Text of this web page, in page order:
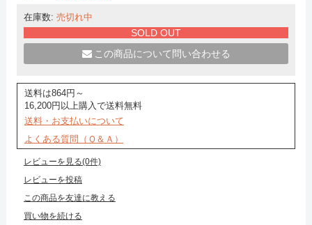
在庫数: 売切れ中
SOLD OUT
この商品について問い合わせる
送料は864円～
16,200円以上購入で送料無料
送料・お支払いについて
よくある質問（Ｑ＆Ａ）
レビューを見る(0件)
レビューを投稿
この商品を友達に教える
買い物を続ける